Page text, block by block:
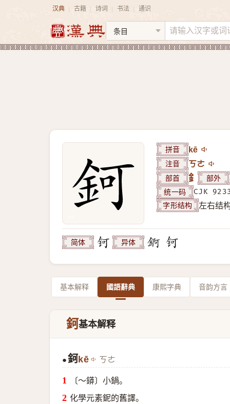
汉典 古籍 诗词 书法 通识
拼音 kē
注音 ㄎㄜ
部首 釒 部外
统一码 CJK
字形结构 左右结
简体 异体
基本解释 國語辭典 康熙字典 音韵方言
鈳基本解释
● 鈳 kē ㄎㄜ
〔～䥈〕小鍋。
化學元素鈮的舊譯。